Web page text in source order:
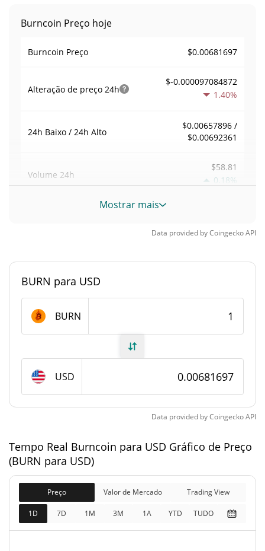
Burncoin Preço hoje
Burncoin Preço $0.00681697
Alteração de preço 24h
$-0.000097084872
1.40%
24h Baixo / 24h Alto
$0.00657896 /
$0.00692361
Volume 24h
$58.81
0.18%
Volume / Limite de
Posição de mercado
Fornecimento de Burncoin
circulação
Fornecimento total
21,000,000 BURN
Burncoin Capitalização de mercado
Capitalização de
mercado
$134,988
1.37%
Totalmente diluído
Limite de mercado
$141,806
0.84%
Mostrar mais
Data provided byCoingeckoAPI
BURN para USD
BURN
USD
Data provided byCoingeckoAPI
Tempo Real Burncoin para USD Gráfico de Preço
(BURN para USD)
Preço Valor de Mercado Trading View
1D 7D 1M 3M 1A YTD TUDO